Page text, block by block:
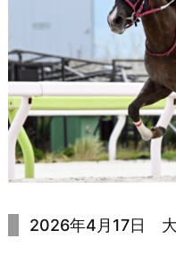
2026年4月17日